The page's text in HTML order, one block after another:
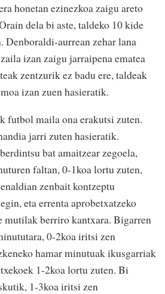
honetan ezinezkoa zaigu areto
dela bi aste, taldeko 10 kide
Denboraldi-aurrean zehar lana
izan zaigu jarraipena ematea
zentzurik ez badu ere, taldeak
izan zuen hasieratik.
futbol maila ona erakutsi zuten.
jarri zuten hasieratik.
bat amaitzear zegoela,
faltan, 0-1koa lortu zuten,
zenbait kontzeptu
eta errenta aprobetxatzeko
mutilak berriro kantxara. Bigarren
0-2koa iritsi zen
hamar minutuak ikusgarriak
1-2koa lortu zuten. Bi
1-3koa iritsi zen